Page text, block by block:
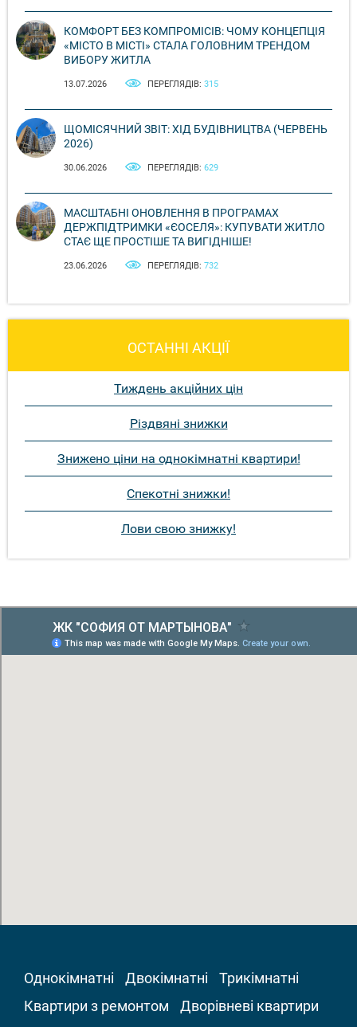
КОМФОРТ БЕЗ КОМПРОМІСІВ: ЧОМУ КОНЦЕПЦІЯ
«МІСТО В МІСТІ» СТАЛА ГОЛОВНИМ ТРЕНДОМ
ВИБОРУ ЖИТЛА
13.07.2026 ПЕРЕГЛЯДІВ: 315
ЩОМІСЯЧНИЙ ЗВІТ: ХІД БУДІВНИЦТВА (ЧЕРВЕНЬ
2026)
30.06.2026 ПЕРЕГЛЯДІВ: 629
МАСШТАБНІ ОНОВЛЕННЯ В ПРОГРАМАХ
ДЕРЖПІДТРИМКИ «ЄОСЕЛЯ»: КУПУВАТИ ЖИТЛО
СТАЄ ЩЕ ПРОСТІШЕ ТА ВИГІДНІШЕ!
23.06.2026 ПЕРЕГЛЯДІВ: 732
ОСТАННІ АКЦІЇ
Тиждень акційних цін
Різдвяні знижки
Знижено ціни на однокімнатні квартири!
Спекотні знижки!
Лови свою знижку!
Однокімнатні Двокімнатні
Трикімнатні
Квартири з ремонтом
Дворівневі квартири